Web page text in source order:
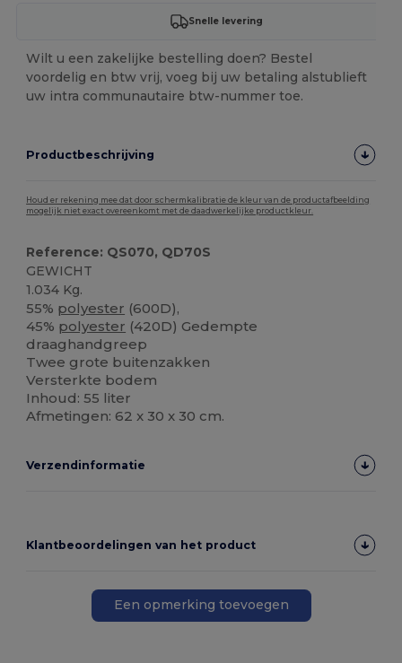
Snelle levering
Wilt u een zakelijke bestelling doen? Bestel
voordelig en btw vrij, voeg bij uw betaling alstublieft
uw intra communautaire btw-nummer toe.
Productbeschrijving
Houd er rekening mee dat door schermkalibratie de kleur van de productafbeelding
mogelijk niet exact overeenkomt met de daadwerkelijke productkleur.
Reference: QS070, QD70S
GEWICHT
1.034 Kg.
55% polyester (600D),
45% polyester (420D) Gedempte
draaghandgreep
Twee grote buitenzakken
Versterkte bodem
Inhoud: 55 liter
Afmetingen: 62 x 30 x 30 cm.
Verzendinformatie
Klantbeoordelingen van het product
Een opmerking toevoegen